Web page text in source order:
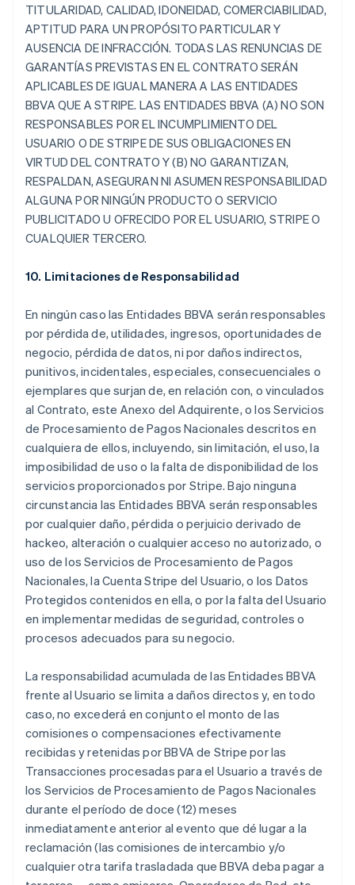
TITULARIDAD, CALIDAD, IDONEIDAD, COMERCIABILIDAD,
APTITUD PARA UN PROPÓSITO PARTICULAR Y
AUSENCIA DE INFRACCIÓN. TODAS LAS RENUNCIAS DE
GARANTÍAS PREVISTAS EN EL CONTRATO SERÁN
APLICABLES DE IGUAL MANERA A LAS ENTIDADES
BBVA QUE A STRIPE. LAS ENTIDADES BBVA (A) NO SON
RESPONSABLES POR EL INCUMPLIMIENTO DEL
USUARIO O DE STRIPE DE SUS OBLIGACIONES EN
VIRTUD DEL CONTRATO Y (B) NO GARANTIZAN,
RESPALDAN, ASEGURAN NI ASUMEN RESPONSABILIDAD
ALGUNA POR NINGÚN PRODUCTO O SERVICIO
PUBLICITADO U OFRECIDO POR EL USUARIO, STRIPE O
CUALQUIER TERCERO.
10. Limitaciones de Responsabilidad
En ningún caso las Entidades BBVA serán responsables
por pérdida de, utilidades, ingresos, oportunidades de
negocio, pérdida de datos, ni por daños indirectos,
punitivos, incidentales, especiales, consecuenciales o
ejemplares que surjan de, en relación con, o vinculados
al Contrato, este Anexo del Adquirente, o los Servicios
de Procesamiento de Pagos Nacionales descritos en
cualquiera de ellos, incluyendo, sin limitación, el uso, la
imposibilidad de uso o la falta de disponibilidad de los
servicios proporcionados por Stripe. Bajo ninguna
circunstancia las Entidades BBVA serán responsables
por cualquier daño, pérdida o perjuicio derivado de
hackeo, alteración o cualquier acceso no autorizado, o
uso de los Servicios de Procesamiento de Pagos
Nacionales, la Cuenta Stripe del Usuario, o los Datos
Protegidos contenidos en ella, o por la falta del Usuario
en implementar medidas de seguridad, controles o
procesos adecuados para su negocio.
La responsabilidad acumulada de las Entidades BBVA
frente al Usuario se limita a daños directos y, en todo
caso, no excederá en conjunto el monto de las
comisiones o compensaciones efectivamente
recibidas y retenidas por BBVA de Stripe por las
Transacciones procesadas para el Usuario a través de
los Servicios de Procesamiento de Pagos Nacionales
durante el período de doce (12) meses
inmediatamente anterior al evento que dé lugar a la
reclamación (las comisiones de intercambio y/o
cualquier otra tarifa trasladada que BBVA deba pagar a